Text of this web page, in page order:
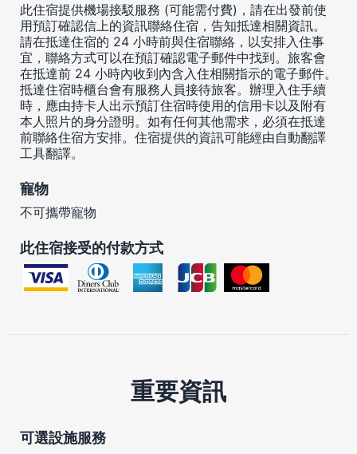
此住宿提供機場接駁服務 (可能需付費)，請在出發前使
用預訂確認信上的資訊聯絡住宿，告知抵達相關資訊。
請在抵達住宿的 24 小時前與住宿聯絡，以安排入住事
宜，聯絡方式可以在預訂確認電子郵件中找到。旅客會
在抵達前 24 小時內收到內含入住相關指示的電子郵件。
抵達住宿時櫃台會有服務人員接待旅客。辦理入住手續
時，應由持卡人出示預訂住宿時使用的信用卡以及附有
本人照片的身分證明。如有任何其他需求，必須在抵達
前聯絡住宿方安排。住宿提供的資訊可能經由自動翻譯
工具翻譯。
寵物
不可攜帶寵物
此住宿接受的付款方式
重要資訊
可選設施服務